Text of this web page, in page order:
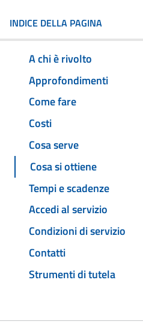
INDICE DELLA PAGINA
A chi è rivolto
Approfondimenti
Come fare
Costi
Cosa serve
Cosa si ottiene
Tempi e scadenze
Accedi al servizio
Condizioni di servizio
Contatti
Strumenti di tutela